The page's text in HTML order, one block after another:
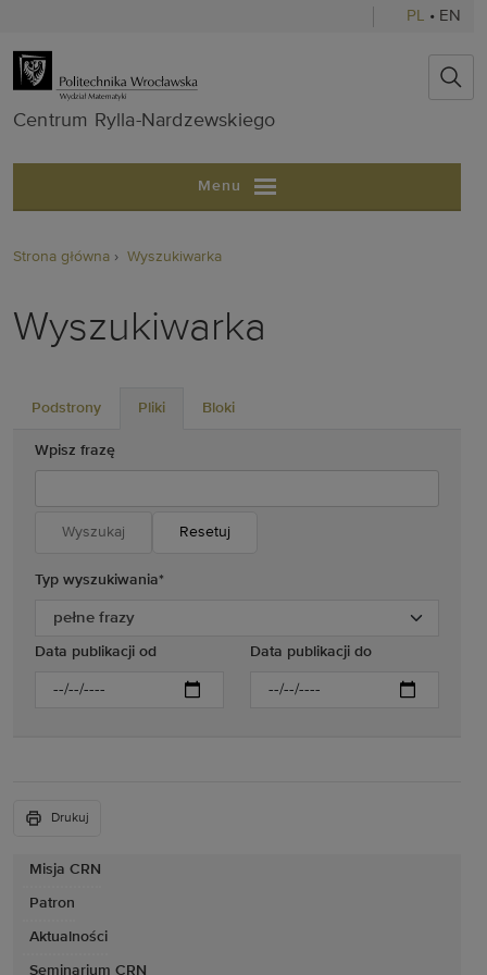
PL • EN
Centrum
Centrum Rylla-Nardzewskiego
Menu
Misja CRN
Patron
Aktualności
Seminarium CRN
Strona główna Wyszukiwarka
Wyszukiwarka
Podstrony Pliki Bloki
Wpisz frazę
Resetuj
Typ wyszukiwania*
Data publikacji od Data publikacji do
Drukuj